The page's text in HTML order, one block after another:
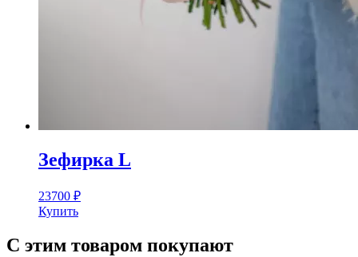
Зефирка L
23700 ₽
Купить
С этим товаром покупают